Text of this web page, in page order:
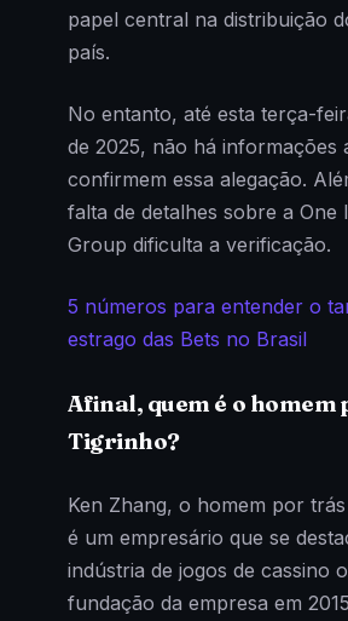
papel central na distribuição
país.
No entanto, até esta terça-
de 2025, não há informações
confirmem essa alegação.
falta de detalhes sobre a One
Group dificulta a verificação.
5 números para entender o
estrago das Bets no Brasil
Afinal, quem é o homem
Tigrinho?
Ken Zhang, o homem por
é um empresário que se
indústria de jogos de cassino
fundação da empresa em